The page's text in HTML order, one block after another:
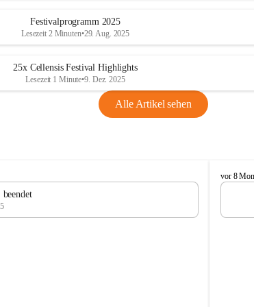
Festivalprogramm 2025
Lesezeit 2 Minuten•29. Aug. 2025
25x Cellensis Festival Highlights
Lesezeit 1 Minute•9. Dez. 2025
Alle Artikel sehen
C
e
l
vor 8